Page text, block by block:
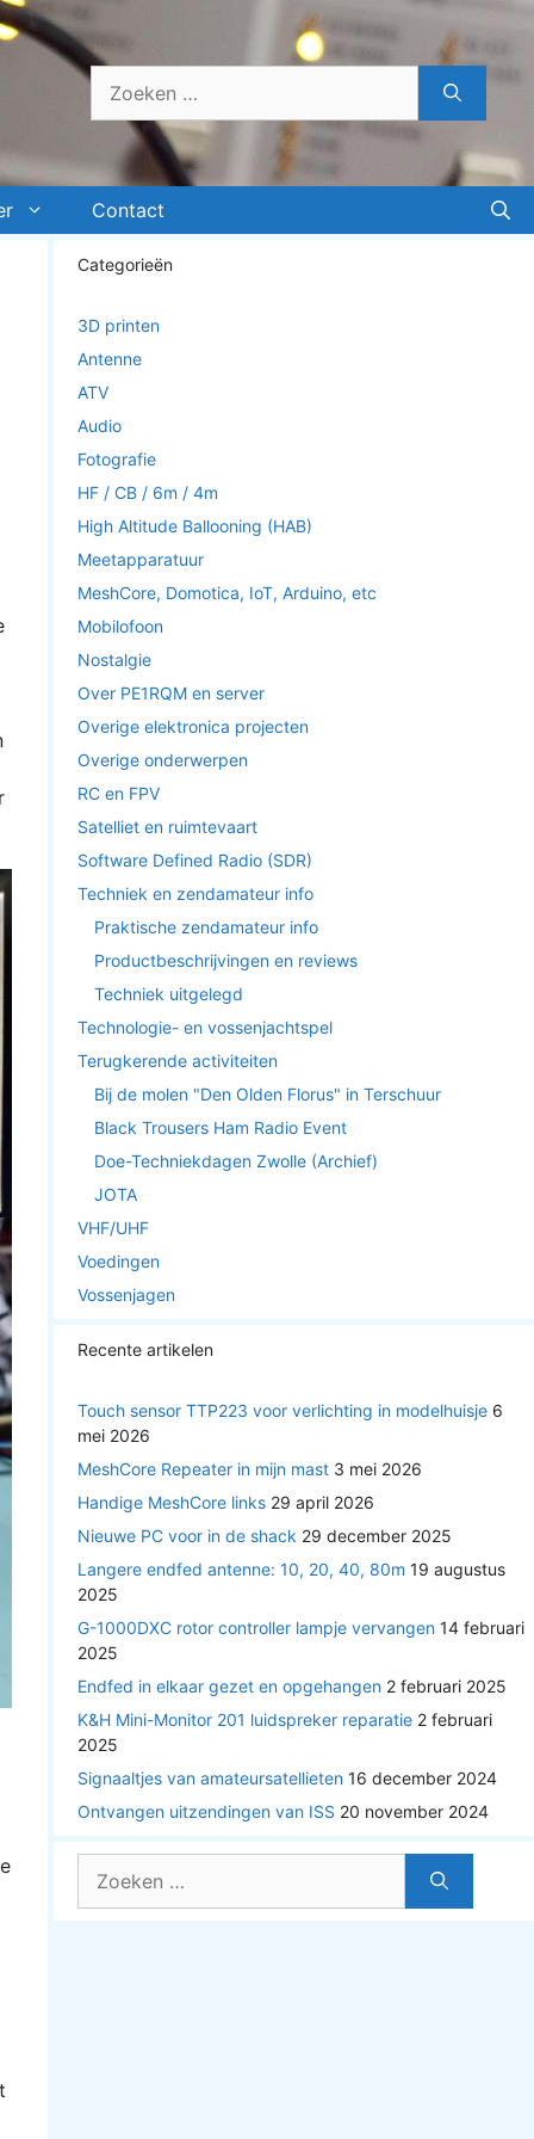
Zoek
naar:
Contact
Categorieën
3D printen
Antenne
ATV
Audio
Fotografie
HF / CB / 6m / 4m
High Altitude Ballooning (HAB)
Meetapparatuur
MeshCore, Domotica, IoT, Arduino, etc
Mobilofoon
Nostalgie
Over PE1RQM en server
Overige elektronica projecten
Overige onderwerpen
RC en FPV
Satelliet en ruimtevaart
Software Defined Radio (SDR)
Techniek en zendamateur info
Praktische zendamateur info
Productbeschrijvingen en reviews
Techniek uitgelegd
Technologie- en vossenjachtspel
Terugkerende activiteiten
Bij de molen "Den Olden Florus" in Terschuur
Black Trousers Ham Radio Event
Doe-Techniekdagen Zwolle (Archief)
JOTA
VHF/UHF
Voedingen
Vossenjagen
Recente artikelen
Touch sensor TTP223 voor verlichting in modelhuisje 6
mei 2026
MeshCore Repeater in mijn mast 3 mei 2026
Handige MeshCore links 29 april 2026
Nieuwe PC voor in de shack 29 december 2025
Langere endfed antenne: 10, 20, 40, 80m 19 augustus
2025
G-1000DXC rotor controller lampje vervangen 14 februari
2025
Endfed in elkaar gezet en opgehangen 2 februari 2025
K&H Mini-Monitor 201 luidspreker reparatie 2 februari
2025
Signaaltjes van amateursatellieten 16 december 2024
Ontvangen uitzendingen van ISS 20 november 2024
naar: